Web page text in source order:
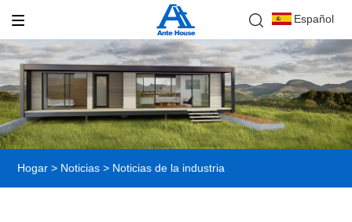
Español
Hogar > Noticias > Noticias de la industria